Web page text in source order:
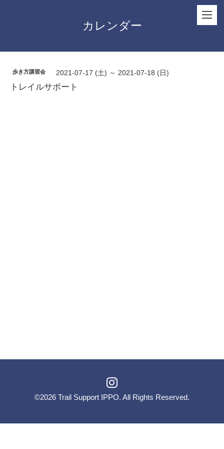
カレンダー
歩き方講習会 2021-07-17 (土) ～ 2021-07-18 (日)
トレイルサポート
©2026 Trail Support IPPO. All Rights Reserved.